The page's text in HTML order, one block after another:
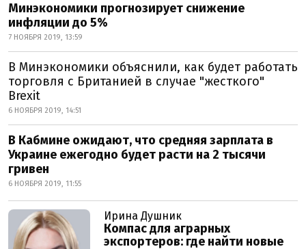
Минэкономики прогнозирует снижение
инфляции до 5%
7 НОЯБРЯ 2019, 13:59
В Минэкономики объяснили, как будет работать
торговля с Британией в случае "жесткого"
Brexit
6 НОЯБРЯ 2019, 14:51
В Кабмине ожидают, что средняя зарплата в
Украине ежегодно будет расти на 2 тысячи
гривен
6 НОЯБРЯ 2019, 11:55
Ирина Душник
Компас для аграрных
экспортеров: где найти новые